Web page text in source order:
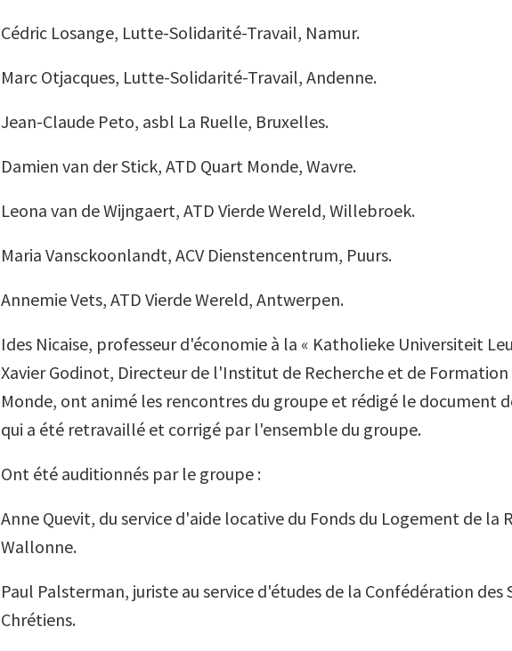
Cédric Losange, Lutte-Solidarité-Travail, Namur.
Marc Otjacques, Lutte-Solidarité-Travail, Andenne.
Jean-Claude Peto, asbl La Ruelle, Bruxelles.
Damien van der Stick, ATD Quart Monde, Wavre.
Leona van de Wijngaert, ATD Vierde Wereld, Willebroek.
Maria Vansckoonlandt, ACV Dienstencentrum, Puurs.
Annemie Vets, ATD Vierde Wereld, Antwerpen.
Ides Nicaise, professeur d'économie à la « Katholieke Universiteit
Xavier Godinot, Directeur de l'Institut de Recherche et de Formation
Monde, ont animé les rencontres du groupe et rédigé le document
qui a été retravaillé et corrigé par l'ensemble du groupe.
Ont été auditionnés par le groupe :
Anne Quevit, du service d'aide locative du Fonds du Logement de la
Wallonne.
Paul Palsterman, juriste au service d'études de la Confédération des
Chrétiens.